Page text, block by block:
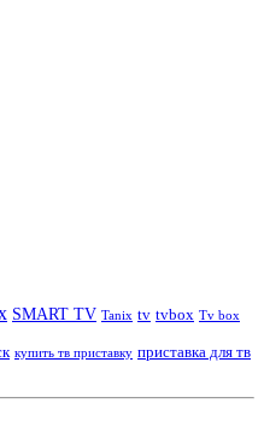
SMART TV Tanix tv tvbox Tv box
купить тв приставку приставка для тв